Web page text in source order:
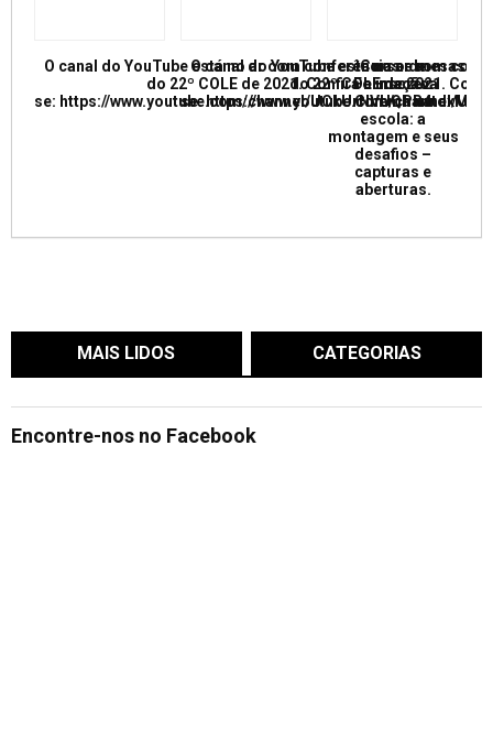
O canal do YouTube está no ar com conferências e mesas
do 22º COLE de 2021. Confira e inscreva
se: https://www.youtube.com/channel/
O canal do YouTube está no ar com
do 22º COLE de 2021.
se: https://www.youtube.com/channel/
Curso de
Formação:
Cinema na
escola: a
montagem e seus
desafios –
capturas e
aberturas.
MAIS LIDOS CATEGORIAS
Encontre-nos no Facebook